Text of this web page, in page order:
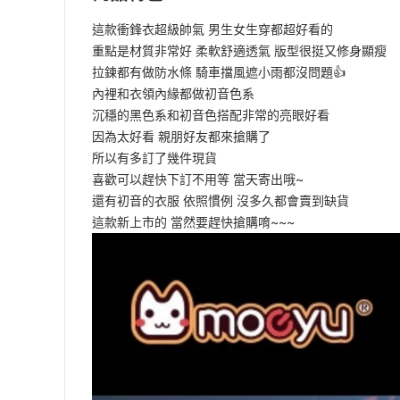
這款衝鋒衣超級帥氣 男生女生穿都超好看的
重點是材質非常好 柔軟舒適透氣 版型很挺又修身顯瘦
拉鍊都有做防水條 騎車擋風遮小雨都沒問題👍
內裡和衣領內緣都做初音色系
沉穩的黑色系和初音色搭配非常的亮眼好看
因為太好看 親朋好友都來搶購了
所以有多訂了幾件現貨
喜歡可以趕快下訂不用等 當天寄出哦~
還有初音的衣服 依照慣例 沒多久都會賣到缺貨
這款新上市的 當然要趕快搶購唷~~~